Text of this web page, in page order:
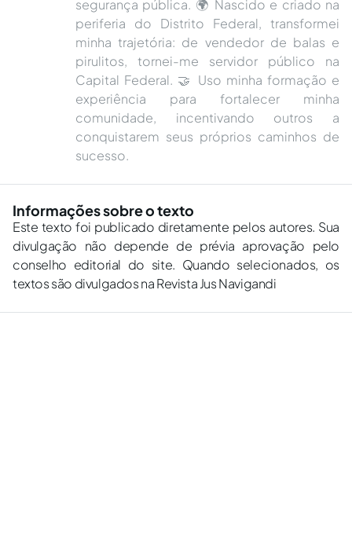
segurança pública. 🌍 Nascido e criado na
periferia do Distrito Federal, transformei
minha trajetória: de vendedor de balas e
pirulitos, tornei-me servidor público na
Capital Federal. 🤝 Uso minha formação e
experiência para fortalecer minha
comunidade, incentivando outros a
conquistarem seus próprios caminhos de
sucesso.
Informações sobre o texto
Este texto foi publicado diretamente pelos autores. Sua
divulgação não depende de prévia aprovação pelo
conselho editorial do site. Quando selecionados, os
textos são divulgados na Revista Jus Navigandi